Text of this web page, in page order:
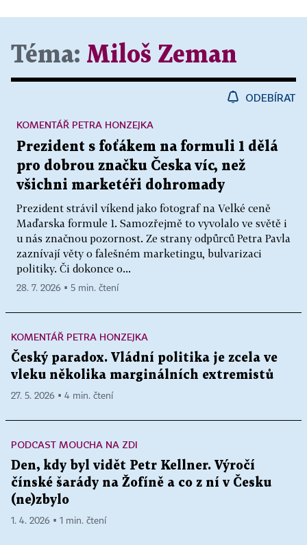
Téma: Miloš Zeman
ODEBÍRAT
Prezident s foťákem na formuli 1 dělá
pro dobrou značku Česka víc, než
všichni marketéři dohromady
Prezident strávil víkend jako fotograf na Velké ceně
Maďarska formule 1. Samozřejmě to vyvolalo ve světě i
u nás značnou pozornost. Ze strany odpůrců Petra Pavla
zaznívají věty o falešném marketingu, bulvarizaci
politiky. Či dokonce o...
KOMENTÁŘ PETRA HONZEJKA
28. 7. 2026 ▪ 5 min. čtení
KOMENTÁŘ PETRA HONZEJKA
Český paradox. Vládní politika je zcela ve
vleku několika marginálních extremistů
27. 5. 2026 ▪ 4 min. čtení
PODCAST MOUCHA NA ZDI
Den, kdy byl vidět Petr Kellner. Výročí
čínské šarády na Žofíně a co z ní v Česku
(ne)zbylo
1. 4. 2026 ▪ 1 min. čtení